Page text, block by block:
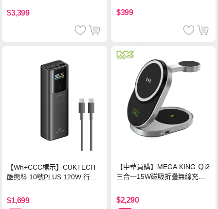
$3,399 $399
【Wh+CCC標示】CUKTECH
酷態科 10號PLUS 120W 行動
色
$1,699
【中華員購】MEGA KING Ｑi2
三合一15W磁吸折疊無線充電
$2,290